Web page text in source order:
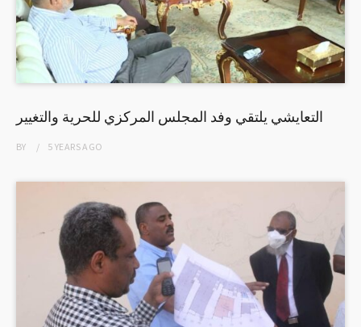
التعايشي يلتقي وفد المجلس المركزي للحرية والتغيير
BY 5 YEARSAGO